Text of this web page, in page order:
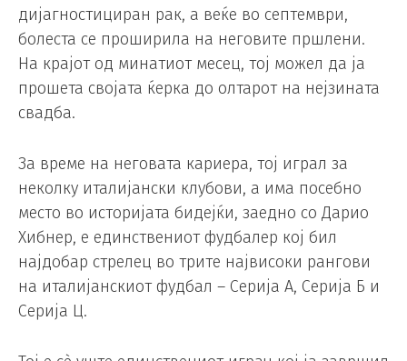
дијагностициран рак, а веќе во септември,
болеста се проширила на неговите пршлени.
На крајот од минатиот месец, тој можел да ја
прошета својата ќерка до олтарот на нејзината
свадба.
За време на неговата кариера, тој играл за
неколку италијански клубови, а има посебно
место во историјата бидејќи, заедно со Дарио
Хибнер, е единствениот фудбалер кој бил
најдобар стрелец во трите највисоки рангови
на италијанскиот фудбал – Серија А, Серија Б и
Серија Ц.